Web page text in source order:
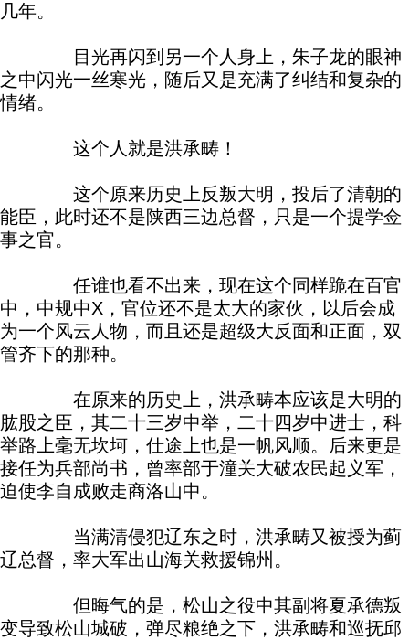
几年。
目光再闪到另一个人身上，朱子龙的眼神
之中闪光一丝寒光，随后又是充满了纠结和复杂的
情绪。
这个人就是洪承畴！
这个原来历史上反叛大明，投后了清朝的
能臣，此时还不是陕西三边总督，只是一个提学佥
事之官。
任谁也看不出来，现在这个同样跪在百官
中，中规中X，官位还不是太大的家伙，以后会成
为一个风云人物，而且还是超级大反面和正面，双
管齐下的那种。
在原来的历史上，洪承畴本应该是大明的
肱股之臣，其二十三岁中举，二十四岁中进士，科
举路上毫无坎坷，仕途上也是一帆风顺。后来更是
接任为兵部尚书，曾率部于潼关大破农民起义军，
迫使李自成败走商洛山中。
当满清侵犯辽东之时，洪承畴又被授为蓟
辽总督，率大军出山海关救援锦州。
但晦气的是，松山之役中其副将夏承德叛
变导致松山城破，弹尽粮绝之下，洪承畴和巡抚邱